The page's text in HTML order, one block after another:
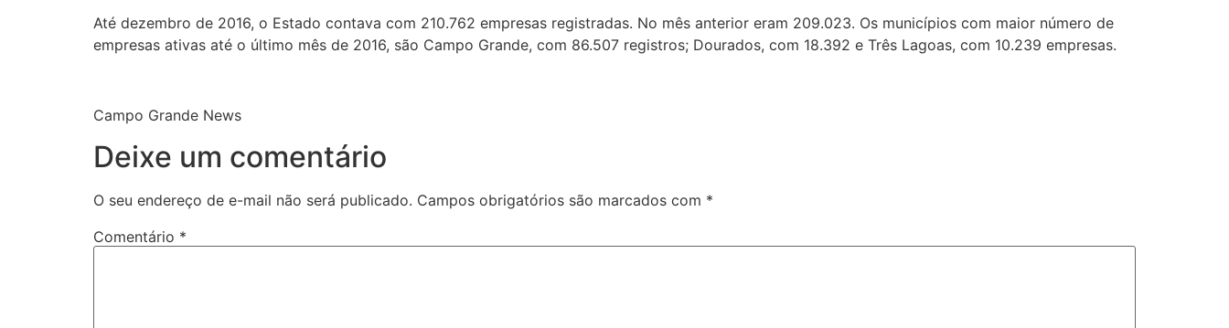
Até dezembro de 2016, o Estado contava com 210.762 empresas registradas. No mês anterior eram 209.023. Os municípios com maior número de
empresas ativas até o último mês de 2016, são Campo Grande, com 86.507 registros; Dourados, com 18.392 e Três Lagoas, com 10.239 empresas.
Campo Grande News
Deixe um comentário
O seu endereço de e-mail não será publicado. Campos obrigatórios são marcados com *
Comentário *